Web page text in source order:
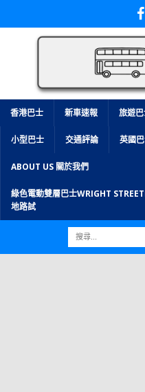
香港巴士 新車速報 旅遊
小型巴士 交通評論 英國
ABOUT US 關於我們
綠色電動雙層巴士WRIGHT
地路試